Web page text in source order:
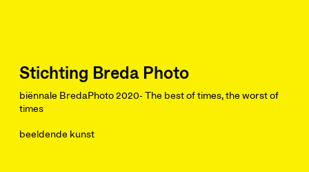
Stichting Breda Photo
biënnale BredaPhoto 2020- The best of times, the worst of
times
beeldende kunst